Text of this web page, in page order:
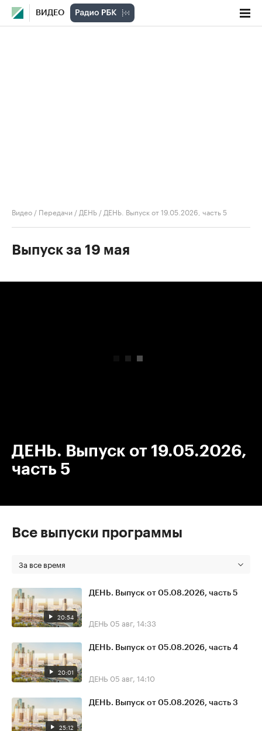
ВИДЕО
Видео / Передачи / ДЕНЬ / ДЕНЬ. Выпуск от 19.05.2026, часть 5
Выпуск за 19 мая
ДЕНЬ. Выпуск от 19.05.2026,
часть 5
Все выпуски программы
За все время
20:54
ДЕНЬ. Выпуск от 05.08.2026, часть 5
ДЕНЬ 05 авг, 14:33
20:01
ДЕНЬ. Выпуск от 05.08.2026, часть 4
ДЕНЬ 05 авг, 14:10
25:12
ДЕНЬ. Выпуск от 05.08.2026, часть 3